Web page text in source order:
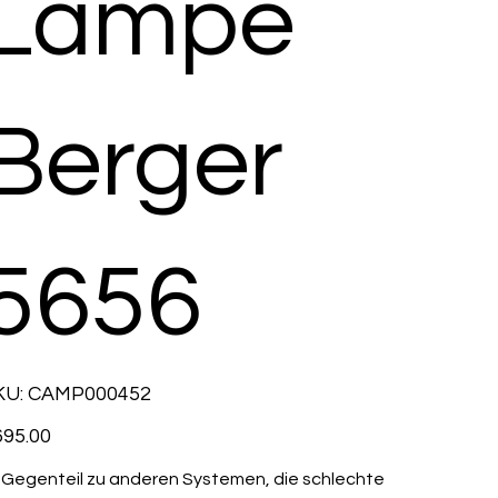
SKU
CAMP000452
CAMP000452
Gegenteil zu anderen Systemen, die schlechte